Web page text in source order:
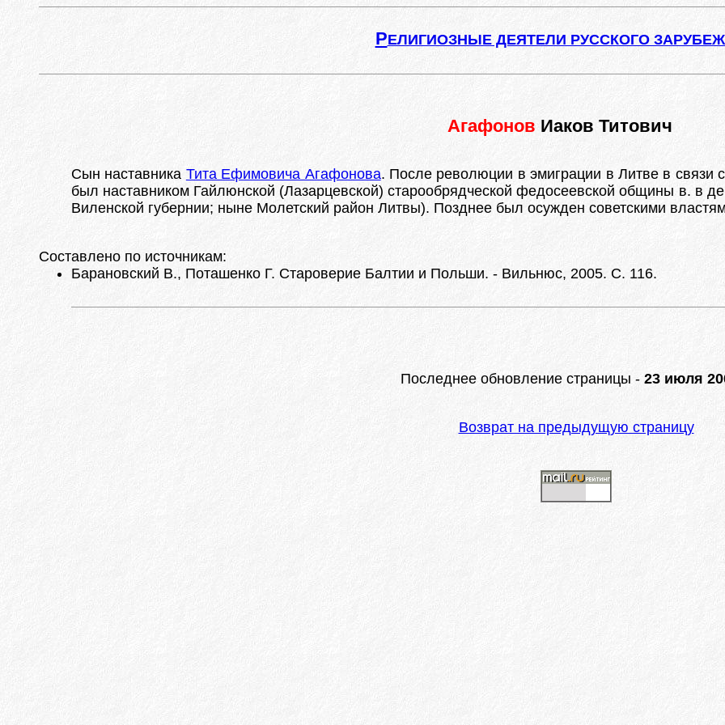
РЕЛИГИОЗНЫЕ ДЕЯТЕЛИ РУССКОГО
Агафонов Иаков Титович
Сын наставника Тита Ефимовича Агафонова. После революции в эмиграции в Литве в связи
был наставником Гайлюнской (Лазарцевской) старообрядческой федосеевской общины в. в
Виленской губернии; ныне Молетский район Литвы). Позднее был осужден советскими
Составлено по источникам:
Барановский В., Поташенко Г. Староверие Балтии и Польши. - Вильнюс, 2005. С. 116.
Последнее обновление страницы - 23 июля
Возврат на предыдущую страницу